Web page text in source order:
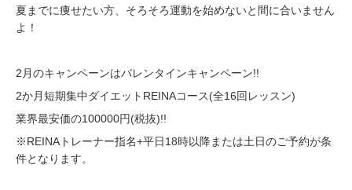
夏までに痩せたい方、そろそろ運動を始めないと間に合いません
よ！
2月のキャンペーンはバレンタインキャンペーン!!
2か月短期集中ダイエットREINAコース(全16回レッスン)
業界最安価の100000円(税抜)!!
※REINAトレーナー指名+平日18時以降または土日のご予約が条
件となります。